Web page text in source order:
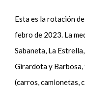
Esta es la rotación
febro de 2023. La
Sabaneta, La
Girardota y
(carros, camionetas,